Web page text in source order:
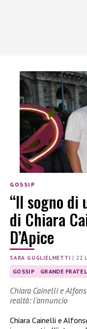
GOSSIP
“Il sogno di
di Chiara
D’Apice
SARA GUGLIELMETTI | 22
GOSSIP GRANDE
Chiara Cainelli e
realtà: l’annuncio
Chiara Cainelli e